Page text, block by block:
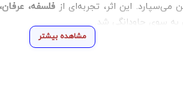
می‌سپارد. این اثر، تجربه‌ای ازفلسفه،
سوی جاودانگی شد.
مشاهده بیشتر